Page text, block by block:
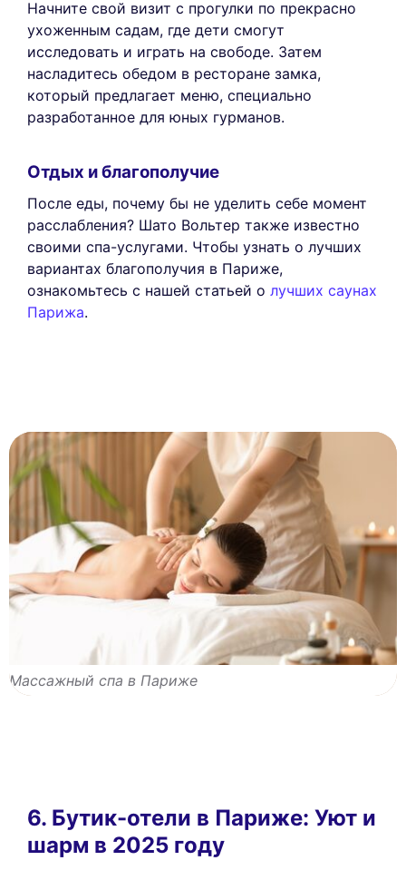
Начните свой визит с прогулки по прекрасно
ухоженным садам, где дети смогут
исследовать и играть на свободе. Затем
насладитесь обедом в ресторане замка,
который предлагает меню, специально
разработанное для юных гурманов.
Отдых и благополучие
После еды, почему бы не уделить себе момент
расслабления? Шато Вольтер также известно
своими спа-услугами. Чтобы узнать о лучших
вариантах благополучия в Париже,
ознакомьтесь с нашей статьей о лучших саунах
Парижа.
Массажный спа в Париже
6. Бутик-отели в Париже: Уют и
шарм в 2025 году